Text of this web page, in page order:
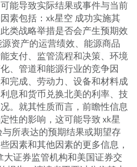
能导致实际结果或事件与当前
素包括：xk星空 成功实施其
类战略举措是否会产生预期效
资产的运营绩效、能源商品
支付、监管流程和决策、环境
、管道和能源行业的竞争因
完成、劳动力、设备和材料成
息和货币兑换北美的利率、技
。就其性质而言，前瞻性信息
性的影响，这可能导致 xk星
所表达的预期结果或期望存
因素和其他因素的更多信息，
大证券监管机构和美国证券交